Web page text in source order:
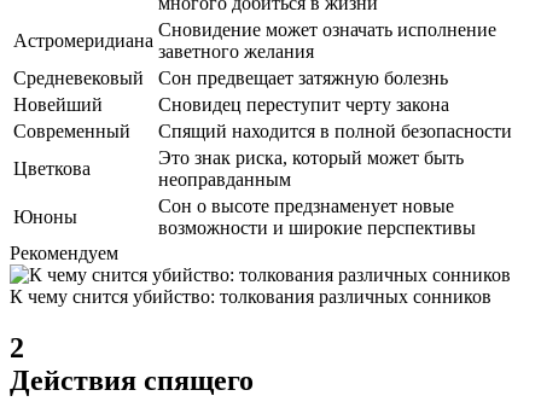
Астромеридиана
Сновидение может означать исполнение
заветного желания
Средневековый
Сон предвещает затяжную болезнь
Новейший
Сновидец переступит черту закона
Современный
Спящий находится в полной безопасности
Цветкова
Это знак риска, который может быть
неоправданным
Юноны
Сон о высоте предзнаменует новые
возможности и широкие перспективы
Рекомендуем
К чему снится убийство: толкования различных сонников
2
Действия спящего